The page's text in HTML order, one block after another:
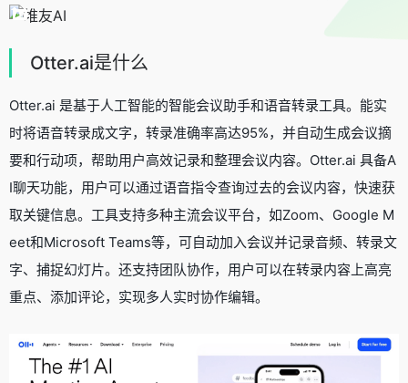
Otter.ai是什么
Otter.ai 是基于人工智能的智能会议助手和语音转录工具。能实
时将语音转录成文字，转录准确率高达95%，并自动生成会议摘
要和行动项，帮助用户高效记录和整理会议内容。Otter.ai 具备A
I聊天功能，用户可以通过语音指令查询过去的会议内容，快速获
取关键信息。工具支持多种主流会议平台，如Zoom、Google M
eet和Microsoft Teams等，可自动加入会议并记录音频、转录文
字、捕捉幻灯片。还支持团队协作，用户可以在转录内容上高亮
重点、添加评论，实现多人实时协作编辑。